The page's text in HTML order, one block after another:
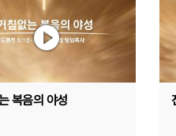
복음의 야성